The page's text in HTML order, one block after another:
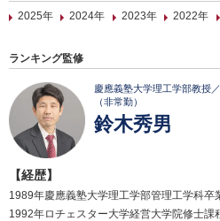
2025年
2024年 2023年 2022年
ランキング監修
慶應義塾大学理工学部教授
（非常勤）
鈴木秀男
【経歴】
1989年慶應義塾大学理工学部管理工学科卒
1992年ロチェスター大学経営大学院修士課